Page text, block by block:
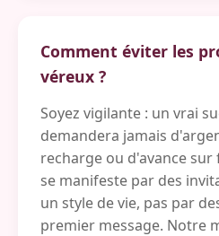
Comment éviter les
véreux ?
Soyez vigilante : un vrai
demandera jamais
recharge ou d'avance sur
se manifeste par des
un style de vie, pas par
premier message. Notre